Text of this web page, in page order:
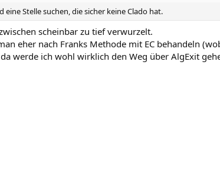
Stelle suchen, die sicher keine Clado hat.
scheinbar zu tief verwurzelt.
eher nach Franks Methode mit EC behandeln
werde ich wohl wirklich den Weg über AlgExit